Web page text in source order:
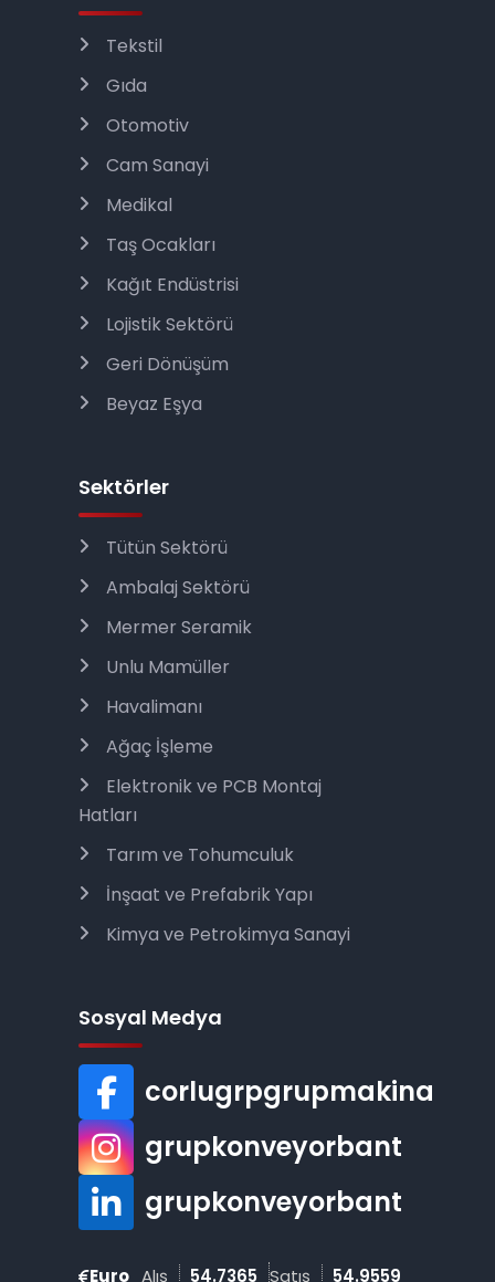
Tekstil
Gıda
Otomotiv
Cam Sanayi
Medikal
Taş Ocakları
Kağıt Endüstrisi
Lojistik Sektörü
Geri Dönüşüm
Beyaz Eşya
Sektörler
Tütün Sektörü
Ambalaj Sektörü
Mermer Seramik
Unlu Mamüller
Havalimanı
Ağaç İşleme
Elektronik ve PCB Montaj
Hatları
Tarım ve Tohumculuk
İnşaat ve Prefabrik Yapı
Kimya ve Petrokimya Sanayi
Sosyal Medya
corlugrpgrupmakina
grupkonveyorbant
grupkonveyorbant
Euro Alış 54.7365 Satış 54.9559